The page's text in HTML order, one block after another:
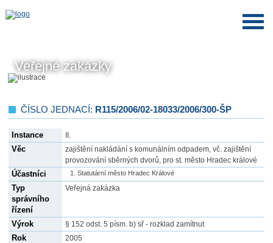
Veřejné zakázky
ČÍSLO JEDNACÍ: R115/2006/02-18033/2006/300-ŠP
Instance II.
Věc
zajištění nakládání s komunálním odpadem, vč. zajištění
provozování sběrných dvorů, pro st. město Hradec králové
Účastníci Statutární město Hradec Králové
Typ
správního
řízení
Veřejná zakázka
Výrok § 152 odst. 5 písm. b) sř - rozklad zamítnut
Rok 2005